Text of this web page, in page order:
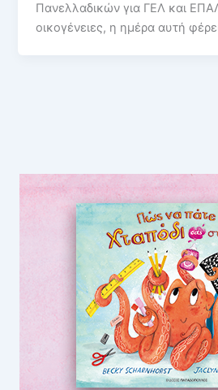
Πανελλαδικών για ΓΕΛ και
οικογένειες, η ημέρα αυτή